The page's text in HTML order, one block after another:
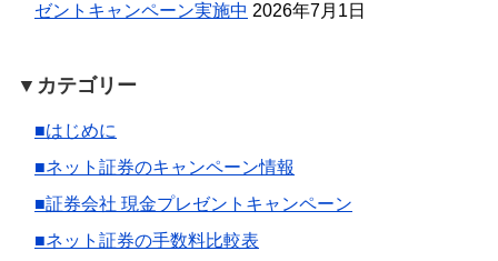
ゼントキャンペーン実施中 2026年7月1日
▼カテゴリー
■はじめに
■ネット証券のキャンペーン情報
■証券会社 現金プレゼントキャンペーン
■ネット証券の手数料比較表